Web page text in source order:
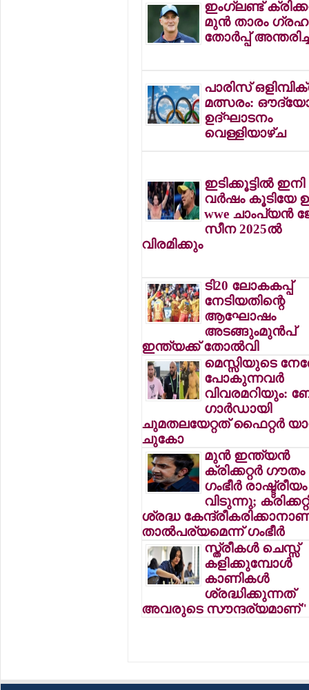
ഇംഗ്ലണ്ട്
മുന്‍ താരം
തോര്‍പ്പ്
പാരിസ്
മത്സരം:
ഉദ്ഘാടനം
വെള്ളിയാഴ്ച
ഇടിക്കൂട്ടില്‍
വര്‍ഷം കൂടിയേ
wwe ചാംപ്യന്‍
സീന 2025ല്‍
വിരമിക്കും
ടി20 ലോകകപ്പ്
നേടിയതിന്റെ
ആഘോഷം
അടങ്ങുംമുന്‍പ്
ഇന്ത്യക്ക് തോല്‍വി
മെസ്സിയുടെ
പോകുന്നവര്‍
വിവരമറിയും:
ഗാര്‍ഡായി
ചുമതലയേറ്റത് ഫൈറ്റര്‍
ചുകോ
മുന്‍ ഇന്ത്യന്‍
ക്രിക്കറ്റര്‍ ഗൗതം
ഗംഭീര്‍ രാഷ്ട്രീയം
വിടുന്നു;
ശ്രദ്ധ
താല്‍പര്യമെന്ന് ഗംഭീര്‍
സ്ത്രീകള്‍ ചെസ്സ്
കളിക്കുമ്പോള്‍
കാണികള്‍
ശ്രദ്ധിക്കുന്നത്
അവരുടെ സൗന്ദര്യമാണ്"